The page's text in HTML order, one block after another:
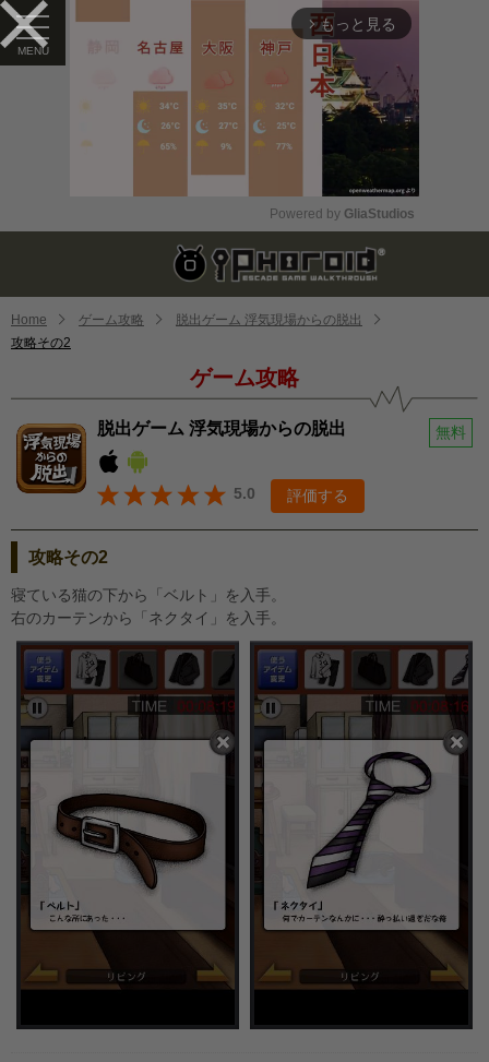
arrow_forward_ios もっと見る
Mute
Powered by GliaStudios
Home ゲーム攻略
脱出ゲーム 浮気現場からの脱出
攻略その2
ゲーム攻略
脱出ゲーム 浮気現場からの脱出 無料
5.0 評価する
攻略その2
寝ている猫の下から「ベルト」を入手。
右のカーテンから「ネクタイ」を入手。